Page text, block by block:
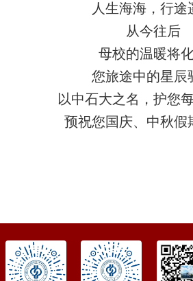
人生海海，行途
从今往后
母校的温暖将
您旅途中的星辰
以中石大之名，护您
预祝您国庆、中秋假